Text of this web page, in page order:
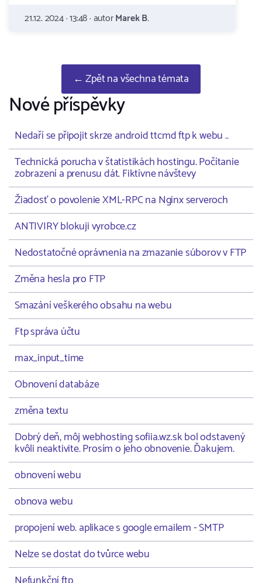
21.12. 2024 · 13:48 · autorMarek B.
← Zpět na všechna témata
Nové příspěvky
Nedaří se připojit skrze android ttcmd ftp k webu ..
Technická porucha v štatistikách hostingu. Počítanie
zobrazení a prenusu dát. Fiktívne návštevy
Žiadosť o povolenie XML-RPC na Nginx serveroch
ANTIVIRY blokuji vyrobce.cz
Nedostatočné oprávnenia na zmazanie súborov v FTP
Změna hesla pro FTP
Smazání veškerého obsahu na webu
Ftp správa účtu
max_input_time
Obnovení databáze
změna textu
Dobrý deň, môj webhosting sofiia.wz.sk bol odstavený
kvôli neaktivite. Prosím o jeho obnovenie. Ďakujem.
obnovení webu
obnova webu
propojení web. aplikace s google emailem - SMTP
Nelze se dostat do tvůrce webu